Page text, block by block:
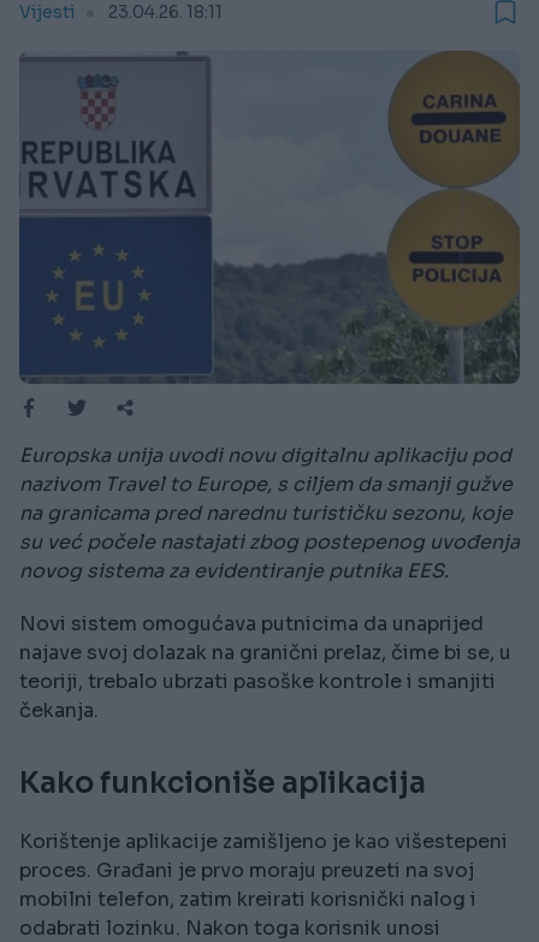
Vijesti 23.04.26. 18:11
Europska unija uvodi novu digitalnu aplikaciju pod
nazivom Travel to Europe, s ciljem da smanji gužve
na granicama pred narednu turističku sezonu, koje
su već počele nastajati zbog postepenog uvođenja
novog sistema za evidentiranje putnika EES.
Novi sistem omogućava putnicima da unaprijed
najave svoj dolazak na granični prelaz, čime bi se, u
teoriji, trebalo ubrzati pasoške kontrole i smanjiti
čekanja.
Kako funkcioniše aplikacija
Korištenje aplikacije zamišljeno je kao višestepeni
proces. Građani je prvo moraju preuzeti na svoj
mobilni telefon, zatim kreirati korisnički nalog i
odabrati lozinku. Nakon toga korisnik unosi